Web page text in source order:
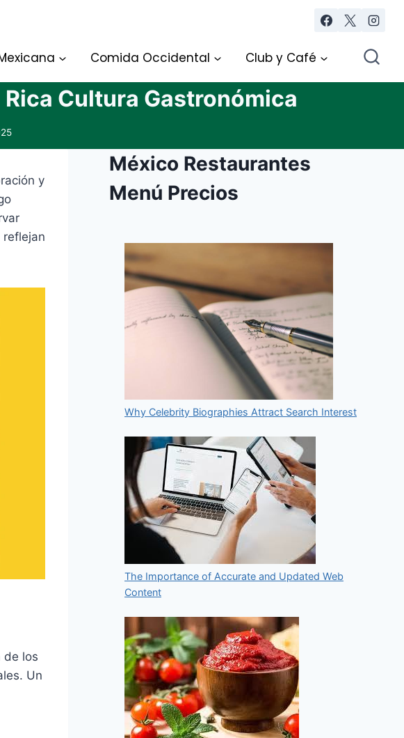
Comida Occidental Club y Café
Cultura Gastronómica
y
de los
Un
México Restaurantes
Menú Precios
Why Celebrity Biographies Attract Search Interest
The Importance of Accurate and Updated Web
Content